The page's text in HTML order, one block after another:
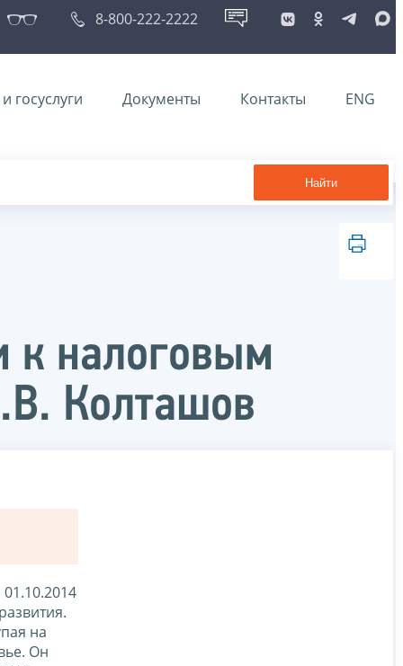
8-800-222-2222
госуслуги Документы Контакты ENG
Найти
к налоговым
Колташов
на
Он